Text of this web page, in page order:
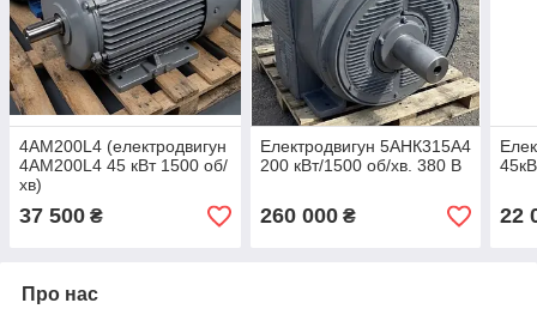
4АМ200L4 (електродвигун
4АМ200L4 45 кВт 1500 об/
хв)
37 500 ₴
Електродвигун 5АНК315А4
200 кВт/1500 об/хв. 380 В
260 000₴ 22
Про нас